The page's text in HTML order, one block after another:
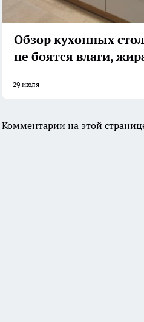
Обзор кухонных
не боятся влаги,
29 июля
Комментарии на этой